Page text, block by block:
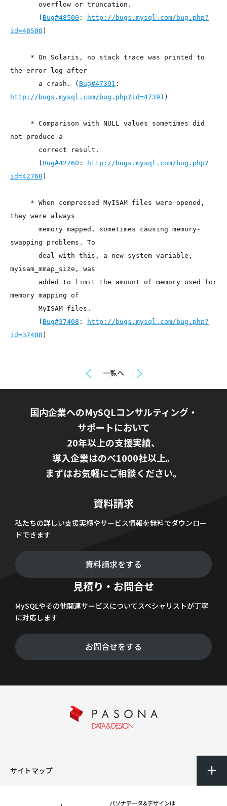
       overflow or truncation.
       (
Bug#48500 :
http://bugs.mysql.com/bug.php?
id=48500 )
the error log after
       a crash. (
Bug#47391
http://bugs.mysql.com/bug.php?id=47391 )
not produce a
       correct result.
       (
Bug#42760 :
http://bugs.mysql.com/bug.php?
id=42760 )
they were always
swapping problems. To
myisam_mmap_size, was
memory mapping of
       MyISAM files.
       (
Bug#37408 :
http://bugs.mysql.com/bug.php?
id=37408 )
一覧へ
国内企業へのMySQLコンサルティング・
サポートにおいて
20年以上の支援実績、
導入企業はのべ1000社以上。
まずはお気軽にご相談ください。
資料請求
私たちの詳しい支援実績やサービス情報を無料でダウンロー
ドできます
資料請求をする
見積り・お問合せ
MySQLやその他関連サービスについてスペシャリストが丁寧
に対応します
お問合せをする
サイトマップ
パソナデータ&デザインは